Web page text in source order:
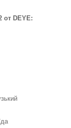
от DEYE: